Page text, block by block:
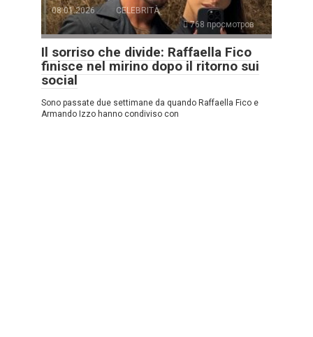
08.01.2026
CELEBRITÀ
768 просмотров
Il sorriso che divide: Raffaella Fico
finisce nel mirino dopo il ritorno sui
social
Sono passate due settimane da quando Raffaella Fico e
Armando Izzo hanno condiviso con